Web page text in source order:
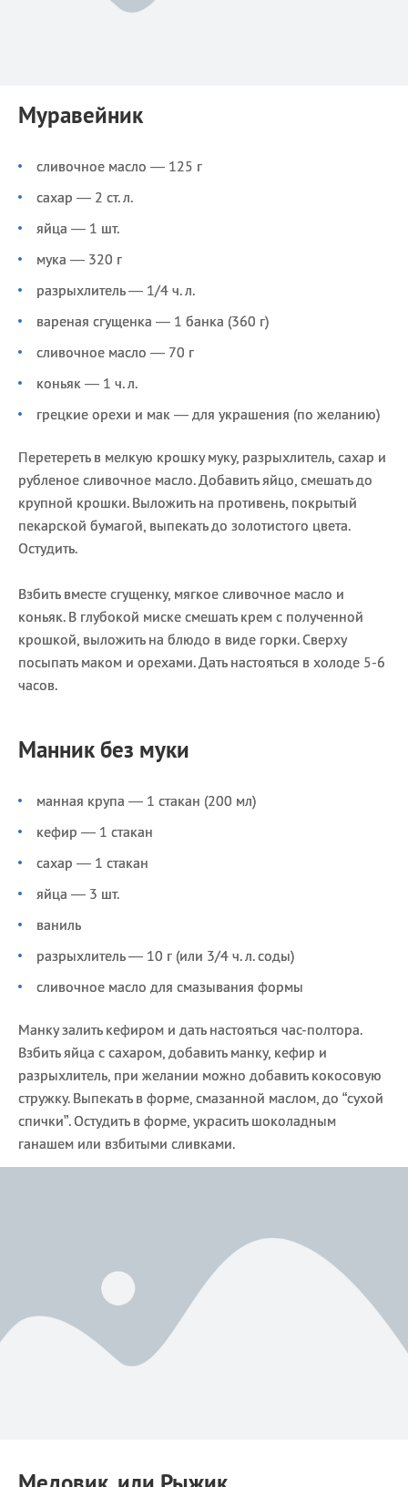
Муравейник
сливочное масло — 125 г
сахар — 2 ст. л.
яйца — 1 шт.
мука — 320 г
разрыхлитель — 1/4 ч. л.
вареная сгущенка — 1 банка (360 г)
сливочное масло — 70 г
коньяк — 1 ч. л.
грецкие орехи и мак — для украшения (по желанию)
Перетереть в мелкую крошку муку, разрыхлитель, сахар и
рубленое сливочное масло. Добавить яйцо, смешать до
крупной крошки. Выложить на противень, покрытый
пекарской бумагой, выпекать до золотистого цвета.
Остудить.
Взбить вместе сгущенку, мягкое сливочное масло и
коньяк. В глубокой миске смешать крем с полученной
крошкой, выложить на блюдо в виде горки. Сверху
посыпать маком и орехами. Дать настояться в холоде 5-6
часов.
Манник без муки
манная крупа — 1 стакан (200 мл)
кефир — 1 стакан
сахар — 1 стакан
яйца — 3 шт.
ваниль
разрыхлитель — 10 г (или 3/4 ч. л. соды)
сливочное масло для смазывания формы
Манку залить кефиром и дать настояться час-полтора.
Взбить яйца с сахаром, добавить манку, кефир и
разрыхлитель, при желании можно добавить кокосовую
стружку. Выпекать в форме, смазанной маслом, до “сухой
спички”. Остудить в форме, украсить шоколадным
ганашем или взбитыми сливками.